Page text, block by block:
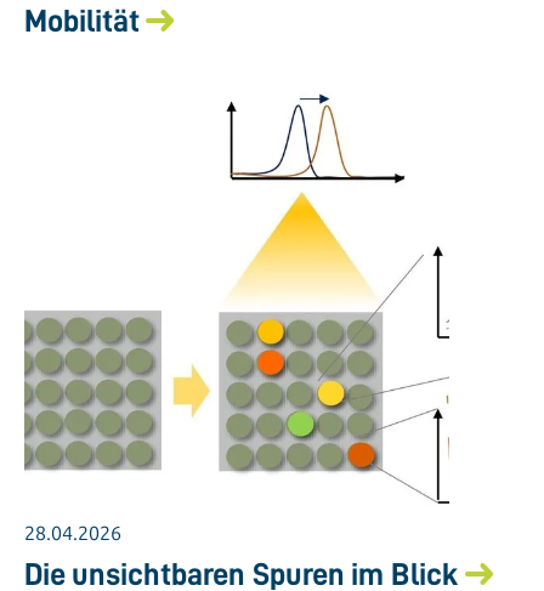
Mobilität
28.04.2026
Die unsichtbaren Spuren im Blick